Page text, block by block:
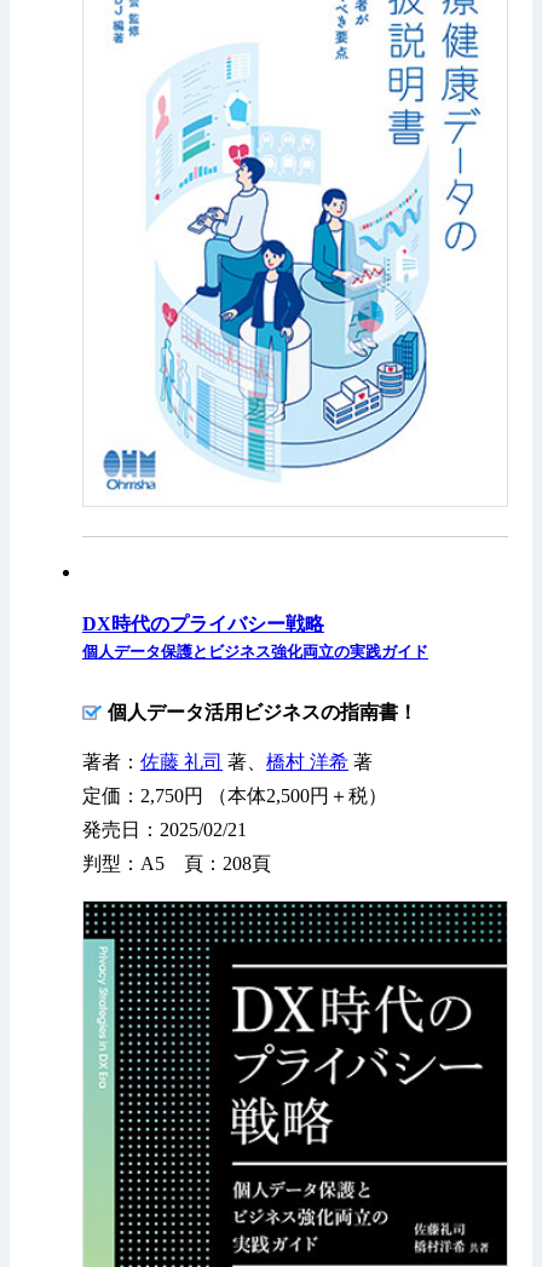
DX時代のプライバシー戦略
個人データ保護とビジネス強化両立の実践ガイド
個人データ活用ビジネスの指南書！
著者： 佐藤 礼司 著、 橋村 洋希 著
定価：2,750円 （本体2,500円＋税）
発売日：2025/02/21
判型：A5 頁：208頁